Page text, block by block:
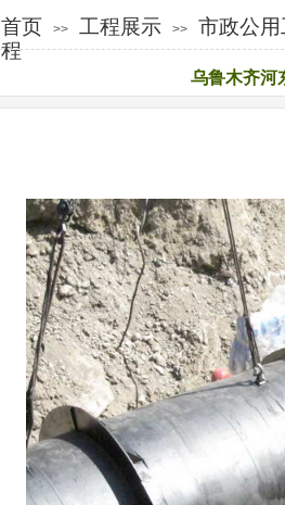
首页 >> 工程展示 >> 市政公用
程
乌鲁木齐河